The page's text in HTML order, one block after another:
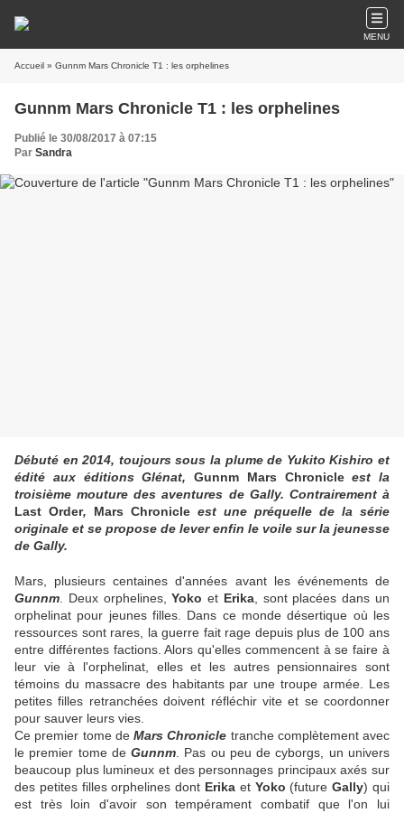
MENU
Accueil » Gunnm Mars Chronicle T1 : les orphelines
Gunnm Mars Chronicle T1 : les orphelines
Publié le 30/08/2017 à 07:15
Par Sandra
Débuté en 2014, toujours sous la plume de Yukito Kishiro et
édité aux éditions Glénat, Gunnm Mars Chronicleest la
troisième mouture des aventures de Gally. Contrairement à
Last Order, Mars Chronicle est une préquelle de la série
originale et se propose de lever enfin le voile sur la jeunesse
de Gally.
Mars, plusieurs centaines d'années avant les événements de
Gunnm . Deux orphelines,Yoko et Erika, sont placées dans un
orphelinat pour jeunes filles. Dans ce monde désertique où les
ressources sont rares, la guerre fait rage depuis plus de 100 ans
entre différentes factions. Alors qu'elles commencent à se faire à
leur vie à l'orphelinat, elles et les autres pensionnaires sont
témoins du massacre des habitants par une troupe armée. Les
petites filles retranchées doivent réfléchir vite et se coordonner
pour sauver leurs vies.
Ce premier tome de Mars Chronicle tranche complètement avec
le premier tome deGunnm . Pas ou peu de cyborgs, un univers
beaucoup plus lumineux et des personnages principaux axés sur
des petites filles orphelines dont Erika et Yoko (futureGally) qui
est très loin d'avoir son tempérament combatif que l'on lui